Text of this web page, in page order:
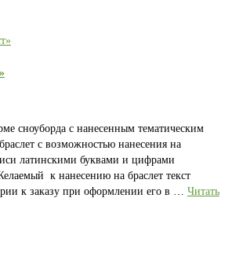
сноуборда с нанесенным тематическим
с возможностью нанесения на
латинскими буквами и цифрами
к нанесению на браслет текст
к заказу при оформлении его в … Читать